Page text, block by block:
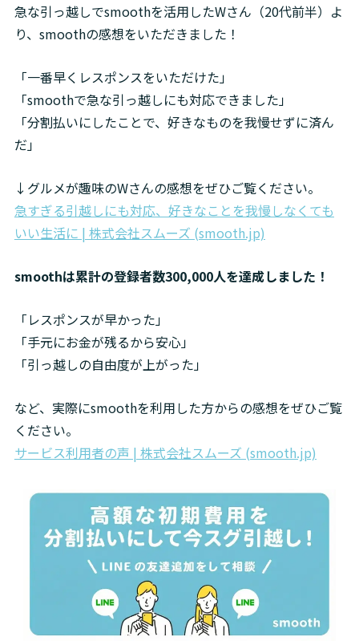
急な引っ越しでsmoothを活用したWさん（20代前半）よ
り、smoothの感想をいただきました！
「一番早くレスポンスをいただけた」
「smoothで急な引っ越しにも対応できました」
「分割払いにしたことで、好きなものを我慢せずに済ん
だ」
急すぎる引越しにも対応、好きなことを我慢しなくても
いい生活に | 株式会社スムーズ (smooth.jp)
smoothは累計の登録者数300,000人を達成しました！
「レスポンスが早かった」
「手元にお金が残るから安心」
「引っ越しの自由度が上がった」
など、実際にsmoothを利用した方からの感想をぜひご覧
サービス利用者の声 | 株式会社スムーズ (smooth.jp)